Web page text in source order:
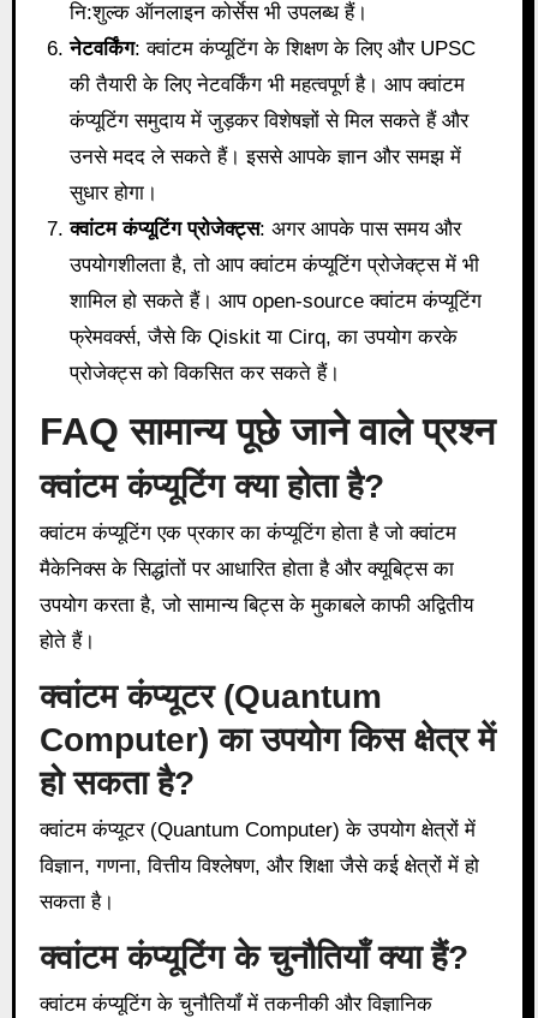
नि:शुल्क ऑनलाइन कोर्सेस भी उपलब्ध हैं।
नेटवर्किंग: क्वांटम कंप्यूटिंग के शिक्षण के लिए और UPSC
की तैयारी के लिए नेटवर्किंग भी महत्वपूर्ण है। आप क्वांटम
कंप्यूटिंग समुदाय में जुड़कर विशेषज्ञों से मिल सकते हैं और
उनसे मदद ले सकते हैं। इससे आपके ज्ञान और समझ में
सुधार होगा।
क्वांटम कंप्यूटिंग प्रोजेक्ट्स: अगर आपके पास समय और
उपयोगशीलता है, तो आप क्वांटम कंप्यूटिंग प्रोजेक्ट्स में भी
शामिल हो सकते हैं। आप open-source क्वांटम कंप्यूटिंग
फ्रेमवर्क्स, जैसे कि Qiskit या Cirq, का उपयोग करके
प्रोजेक्ट्स को विकसित कर सकते हैं।
FAQ सामान्य पूछे जाने वाले प्रश्न
क्वांटम कंप्यूटिंग क्या होता है?
क्वांटम कंप्यूटिंग एक प्रकार का कंप्यूटिंग होता है जो क्वांटम
मैकेनिक्स के सिद्धांतों पर आधारित होता है और क्यूबिट्स का
उपयोग करता है, जो सामान्य बिट्स के मुकाबले काफी अद्वितीय
होते हैं।
क्वांटम कंप्यूटर (Quantum
Computer) का उपयोग किस क्षेत्र में
हो सकता है?
क्वांटम कंप्यूटर (Quantum Computer) के उपयोग क्षेत्रों में
विज्ञान, गणना, वित्तीय विश्लेषण, और शिक्षा जैसे कई क्षेत्रों में हो
सकता है।
क्वांटम कंप्यूटिंग के चुनौतियाँ क्या हैं?
क्वांटम कंप्यूटिंग के चुनौतियाँ में तकनीकी और विज्ञानिक